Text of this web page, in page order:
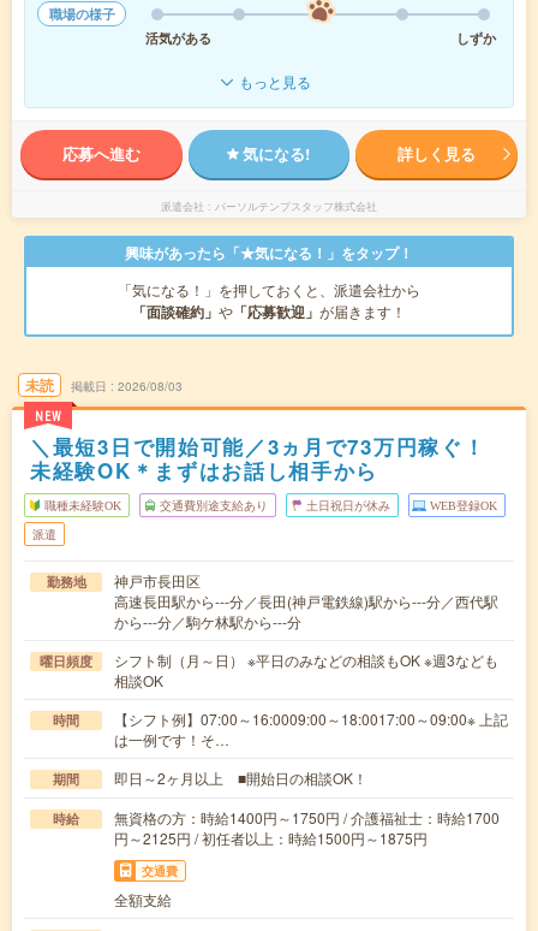
職場の様子
活気がある
しずか
もっと見る
応募へ進む 気になる! 詳しく見る
派遣会社 パーソルテンプスタッフ株式会社
興味があったら「★気になる！」をタップ！
「気になる！」を押しておくと、派遣会社から
「面談確約」 や 「応募歓迎」 が届きます！
未読
NEW
掲載日 2026/08/03
＼最短3日で開始可能／3ヵ月で73万円稼ぐ！
未経験OK＊まずはお話し相手から
職種未経験OK 交通費別途支給あり 土日祝日が休み WEB登録OK
派遣
勤務地
神戸市長田区
高速長田駅から---分／長田(神戸電鉄線)駅から---分／西代駅
から---分／駒ケ林駅から---分
曜日頻度
シフト制（月～日） ※平日のみなどの相談もOK ※週3なども
相談OK
時間
【シフト例】07:00～16:0009:00～18:0017:00～09:00※ 上記
は一例です！そ…
期間 即日～2ヶ月以上 ■開始日の相談OK！
時給
無資格の方：時給1400円～1750円 / 介護福祉士：時給1700
円～2125円 / 初任者以上：時給1500円～1875円
交通費
全額支給